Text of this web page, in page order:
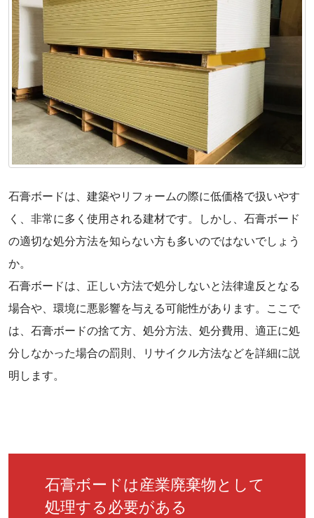
石膏ボードは、建築やリフォームの際に低価格で扱いやす
く、非常に多く使用される建材です。しかし、石膏ボード
の適切な処分方法を知らない方も多いのではないでしょう
か。
石膏ボードは、正しい方法で処分しないと法律違反となる
場合や、環境に悪影響を与える可能性があります。ここで
は、石膏ボードの捨て方、処分方法、処分費用、適正に処
分しなかった場合の罰則、リサイクル方法などを詳細に説
明します。
石膏ボードは産業廃棄物として
処理する必要がある